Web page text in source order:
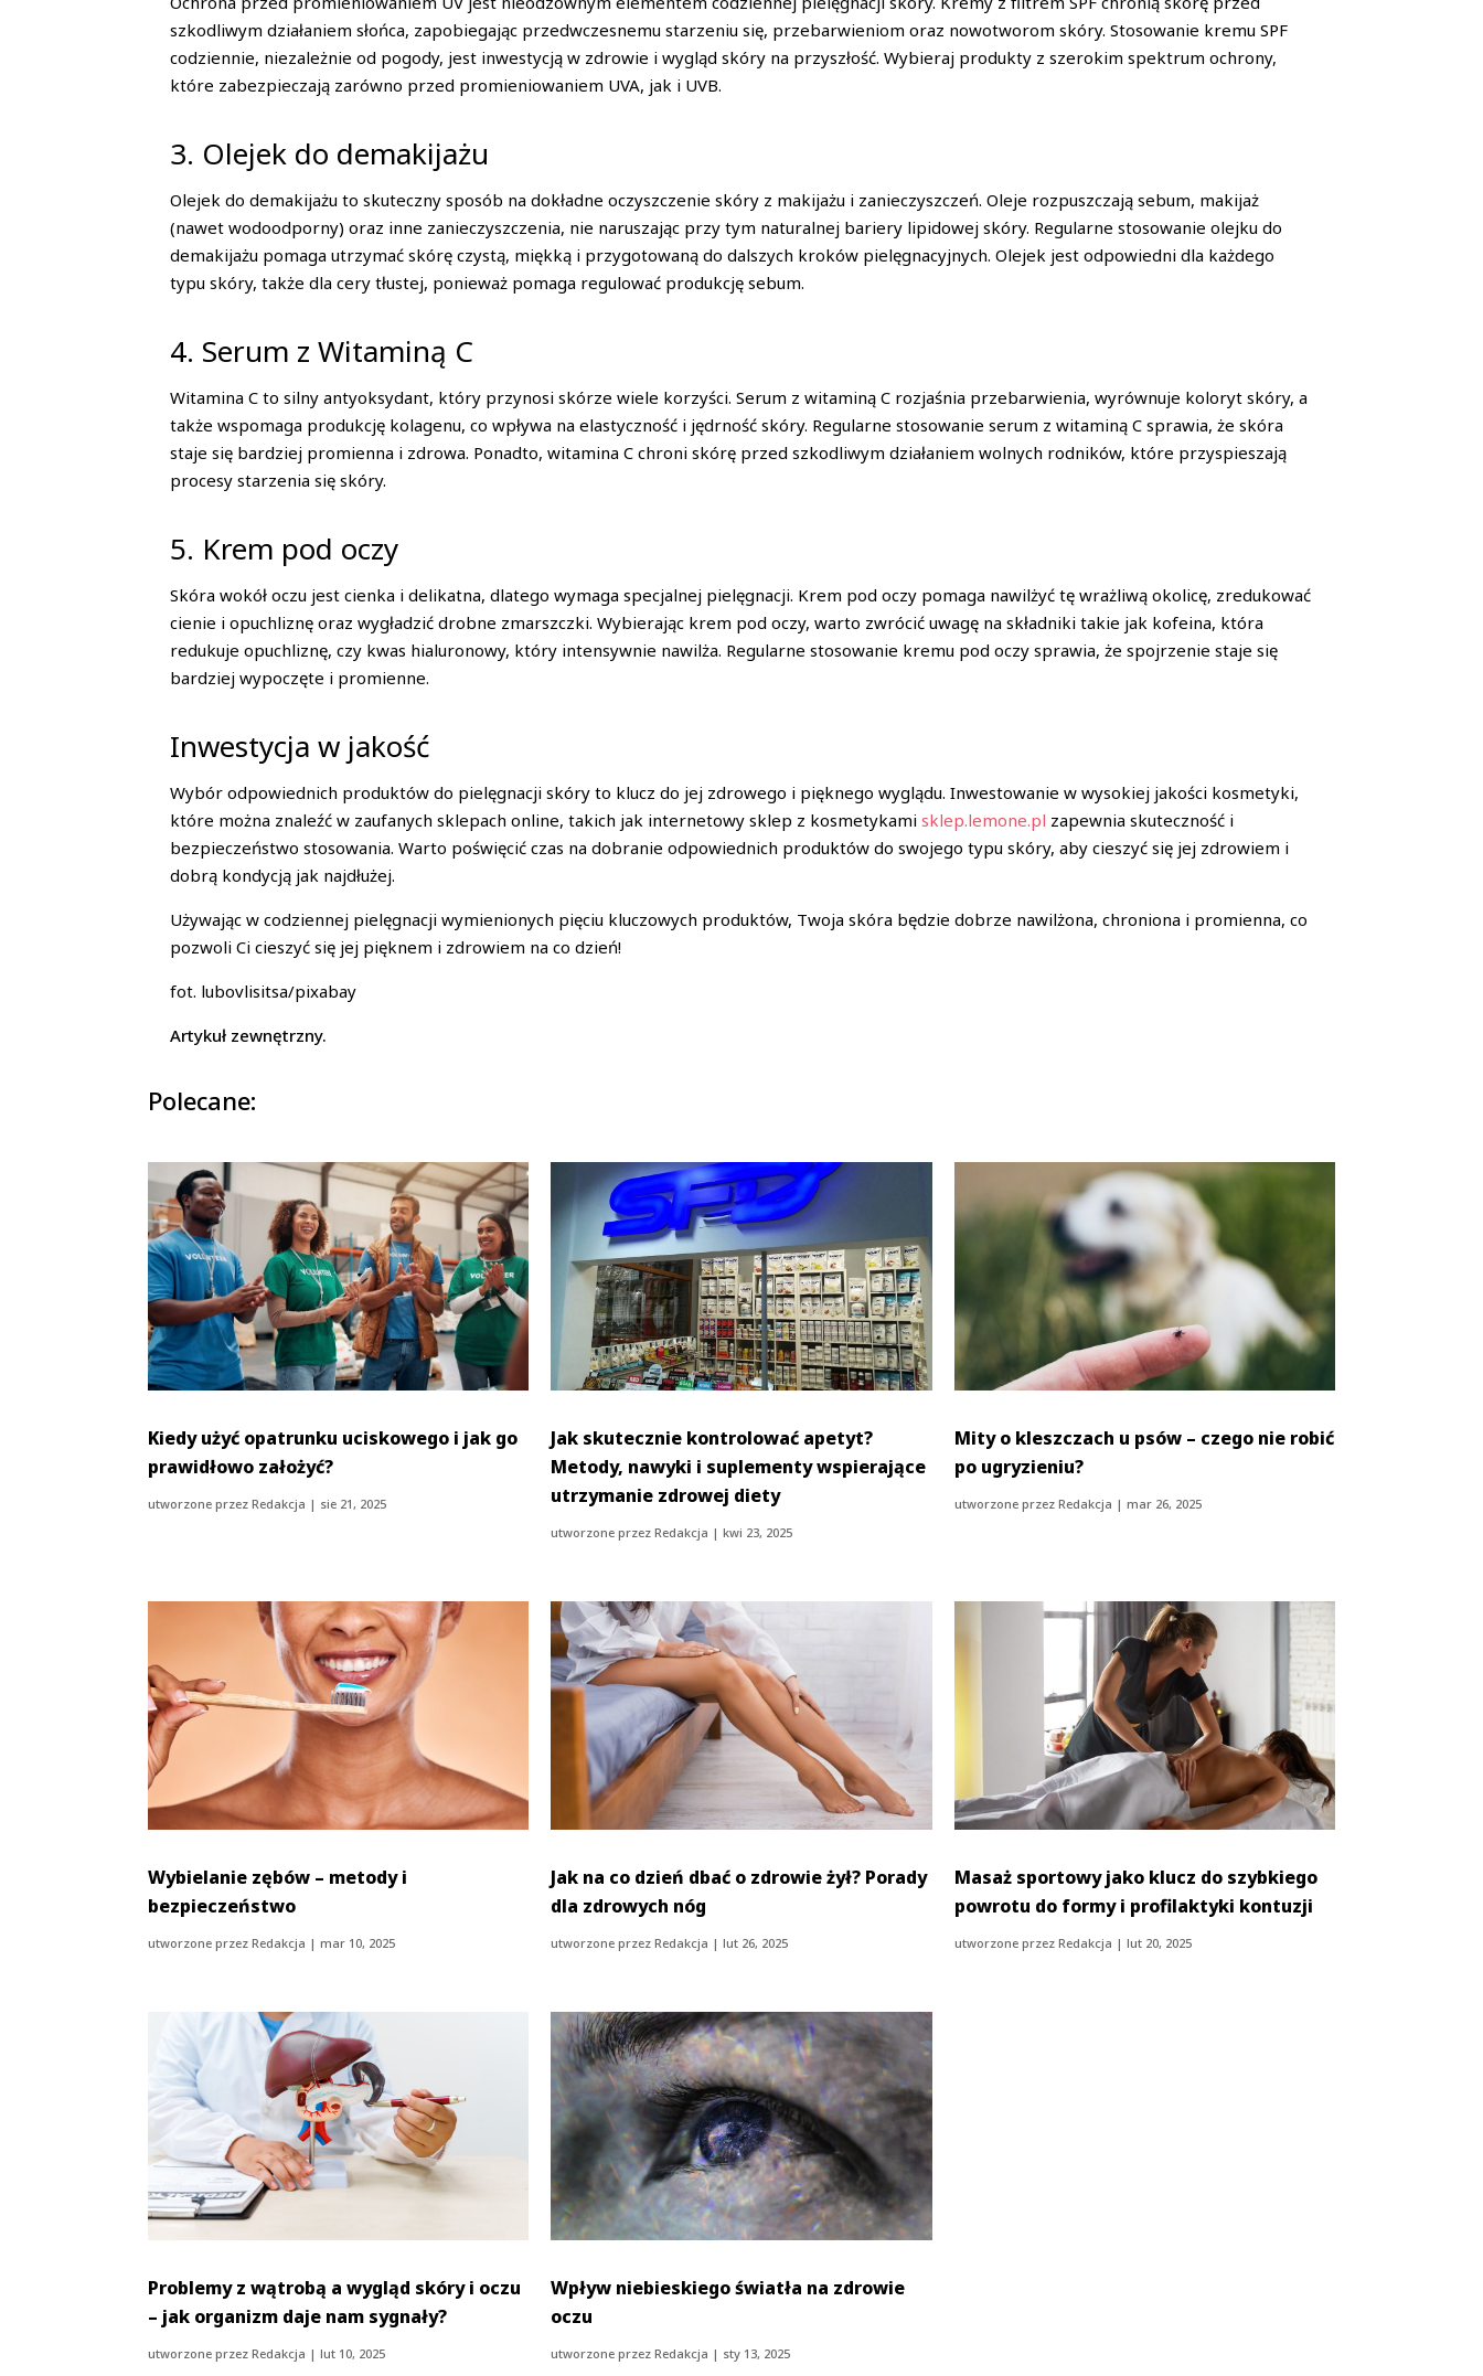
szkodliwym działaniem słońca, zapobiegając przedwczesnemu starzeniu się, przebarwieniom oraz nowotworom skóry. Stosowanie kremu SPF
codziennie, niezależnie od pogody, jest inwestycją w zdrowie i wygląd skóry na przyszłość. Wybieraj produkty z szerokim spektrum ochrony,
które zabezpieczają zarówno przed promieniowaniem UVA, jak i UVB.
3. Olejek do demakijażu
Olejek do demakijażu to skuteczny sposób na dokładne oczyszczenie skóry z makijażu i zanieczyszczeń. Oleje rozpuszczają sebum, makijaż
(nawet wodoodporny) oraz inne zanieczyszczenia, nie naruszając przy tym naturalnej bariery lipidowej skóry. Regularne stosowanie olejku do
demakijażu pomaga utrzymać skórę czystą, miękką i przygotowaną do dalszych kroków pielęgnacyjnych. Olejek jest odpowiedni dla każdego
typu skóry, także dla cery tłustej, ponieważ pomaga regulować produkcję sebum.
4. Serum z Witaminą C
Witamina C to silny antyoksydant, który przynosi skórze wiele korzyści. Serum z witaminą C rozjaśnia przebarwienia, wyrównuje koloryt skóry, a
także wspomaga produkcję kolagenu, co wpływa na elastyczność i jędrność skóry. Regularne stosowanie serum z witaminą C sprawia, że skóra
staje się bardziej promienna i zdrowa. Ponadto, witamina C chroni skórę przed szkodliwym działaniem wolnych rodników, które przyspieszają
procesy starzenia się skóry.
5. Krem pod oczy
Skóra wokół oczu jest cienka i delikatna, dlatego wymaga specjalnej pielęgnacji. Krem pod oczy pomaga nawilżyć tę wrażliwą okolicę, zredukować
cienie i opuchliznę oraz wygładzić drobne zmarszczki. Wybierając krem pod oczy, warto zwrócić uwagę na składniki takie jak kofeina, która
redukuje opuchliznę, czy kwas hialuronowy, który intensywnie nawilża. Regularne stosowanie kremu pod oczy sprawia, że spojrzenie staje się
bardziej wypoczęte i promienne.
Inwestycja w jakość
Wybór odpowiednich produktów do pielęgnacji skóry to klucz do jej zdrowego i pięknego wyglądu. Inwestowanie w wysokiej jakości kosmetyki,
które można znaleźć w zaufanych sklepach online, takich jak internetowy sklep z kosmetykamisklep.lemone.pl zapewnia skuteczność i
bezpieczeństwo stosowania. Warto poświęcić czas na dobranie odpowiednich produktów do swojego typu skóry, aby cieszyć się jej zdrowiem i
dobrą kondycją jak najdłużej.
Używając w codziennej pielęgnacji wymienionych pięciu kluczowych produktów, Twoja skóra będzie dobrze nawilżona, chroniona i promienna, co
pozwoli Ci cieszyć się jej pięknem i zdrowiem na co dzień!
fot. lubovlisitsa/pixabay
Artykuł zewnętrzny.
Polecane:
Kiedy użyć opatrunku uciskowego i jak go
prawidłowo założyć?
utworzone przezRedakcja | sie 21, 2025
Jak skutecznie kontrolować apetyt?
Metody, nawyki i suplementy wspierające
utrzymanie zdrowej diety
utworzone przezRedakcja |kwi 23, 2025
Mity o kleszczach u psów – czego nie robić
po ugryzieniu?
utworzone przez Redakcja | mar 26, 2025
Wybielanie zębów – metody i
bezpieczeństwo
utworzone przezRedakcja |mar 10, 2025
Jak na co dzień dbać o zdrowie żył? Porady
dla zdrowych nóg
utworzone przezRedakcja |lut 26, 2025
Masaż sportowy jako klucz do szybkiego
powrotu do formy i profilaktyki kontuzji
utworzone przez Redakcja | lut 20, 2025
Problemy z wątrobą a wygląd skóry i oczu
– jak organizm daje nam sygnały?
utworzone przezRedakcja |lut 10, 2025
Wpływ niebieskiego światła na zdrowie
oczu
utworzone przezRedakcja | sty 13, 2025